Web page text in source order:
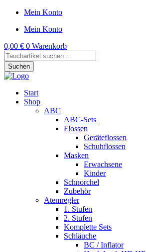
Mein Konto
Mein Konto
0,00 € 0 Warenkorb
Products
search
Suchen
Start
Shop
ABC
ABC-Sets
Flossen
Geräteflossen
Schuhflossen
Masken
Erwachsene
Kinder
Schnorchel
Zubehör
Atemregler
1. Stufen
2. Stufen
Komplette Sets
Schläuche
BC / Inflator